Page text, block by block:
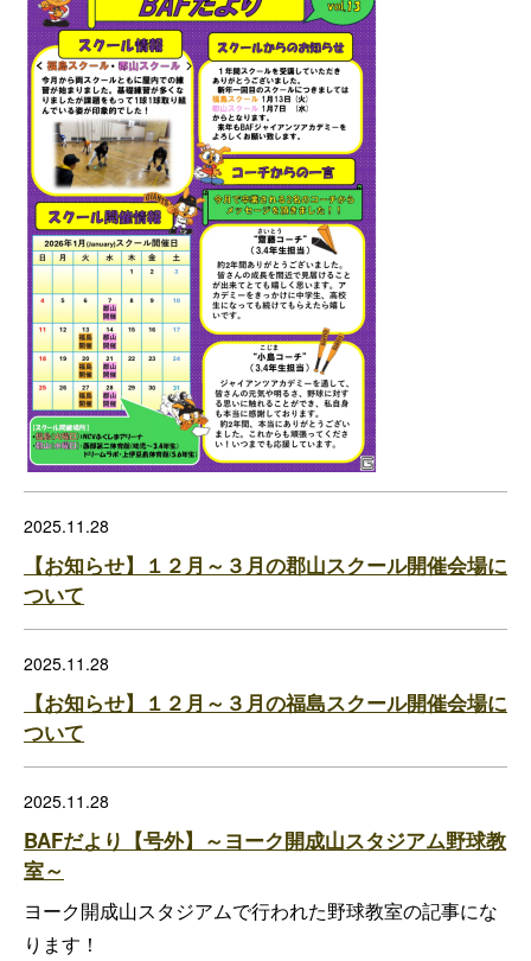
2025.11.28
【お知らせ】１２月～３月の郡山スクール開催会場に
ついて
2025.11.28
【お知らせ】１２月～３月の福島スクール開催会場に
ついて
2025.11.28
BAFだより【号外】～ヨーク開成山スタジアム野球教
室～
ヨーク開成山スタジアムで行われた野球教室の記事にな
ります！